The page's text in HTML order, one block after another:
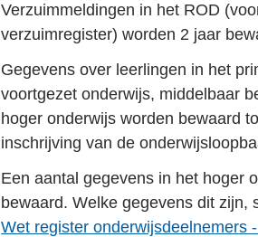
Verzuimmeldingen in het ROD
verzuimregister) worden 2 jaar
Gegevens over leerlingen in het
voortgezet onderwijs, middelbaar
hoger onderwijs worden bewaard
inschrijving van de
Een aantal gegevens in het hoger
bewaard. Welke gegevens dit zijn,
Wet register onderwijsdeelnemers
Link